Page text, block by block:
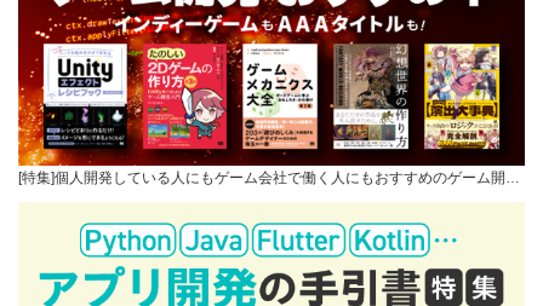
[特集]個人開発している人にもゲーム会社で働く人にもおすすめのゲーム開…